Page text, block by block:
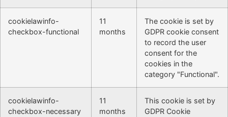
cookielawinfo-
checkbox-functional
11
months
The cookie is set by
GDPR cookie consent
to record the user
consent for the
cookies in the
category "Functional".
cookielawinfo-
checkbox-necessary
11
months
This cookie is set by
GDPR Cookie